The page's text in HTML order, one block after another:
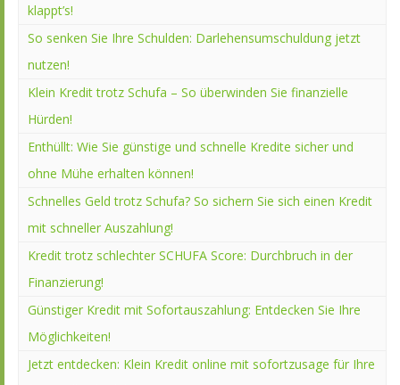
klappt’s!
So senken Sie Ihre Schulden: Darlehensumschuldung jetzt
nutzen!
Klein Kredit trotz Schufa – So überwinden Sie finanzielle
Hürden!
Enthüllt: Wie Sie günstige und schnelle Kredite sicher und
ohne Mühe erhalten können!
Schnelles Geld trotz Schufa? So sichern Sie sich einen Kredit
mit schneller Auszahlung!
Kredit trotz schlechter SCHUFA Score: Durchbruch in der
Finanzierung!
Günstiger Kredit mit Sofortauszahlung: Entdecken Sie Ihre
Möglichkeiten!
Jetzt entdecken: Klein Kredit online mit sofortzusage für Ihre